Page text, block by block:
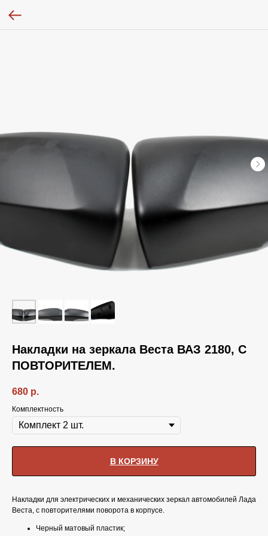
Накладки на зеркала Веста ВАЗ 2180, С
ПОВТОРИТЕЛЕМ.
680 р.
Комплектность
В КОРЗИНУ
Накладки для электрических и механических зеркал автомобилей Лада
Веста, с повторителями поворота в корпусе.
Черный матовый пластик;